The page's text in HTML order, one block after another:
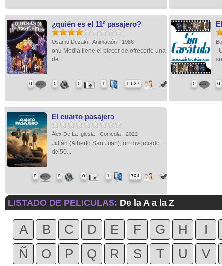
¿quién es el 11º pasajero?
Osamu Dezaki - Animación - 1986
onu Media tiene el placer de ofrecerle una
de...
0 0 0 1 1,627 0 0
El cuarto pasajero
Álex De La Iglesia - Comedia - 2022
Julián (Alberto San Juan), un divorciado
de 50...
0 0 0 1 794
LISTADO DE PELICULAS: De la A a la Z
A B C D E F G H
I
Ñ
O P Q R S T U V